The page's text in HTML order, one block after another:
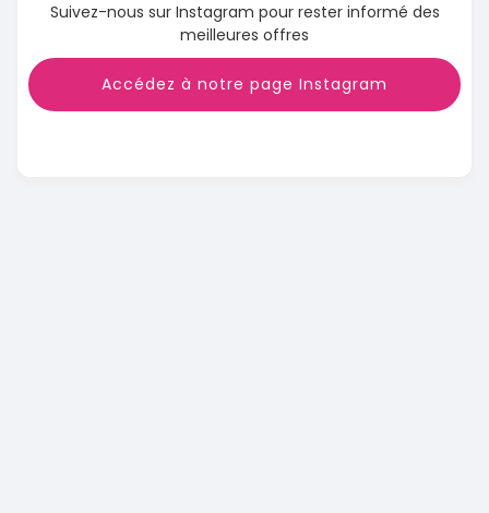
Suivez-nous sur Instagram pour rester informé des
meilleures offres
Accédez à notre page Instagram